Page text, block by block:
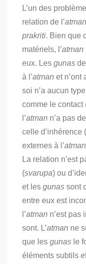
L’un des
relation de l’atman
prakriti. Bien que
matériels, l’atman
eux. Les gunas
à l’atman et n’ont
soi n’a aucun
comme le contact
l’atman n’a pas
celle d’inhérence (
externes à l’atman
La relation n’est
(svarupa) ou
et les gunas sont
entre eux est
l’atman n’est pas
sont. L’atman ne
que les gunas le
éléments subtils